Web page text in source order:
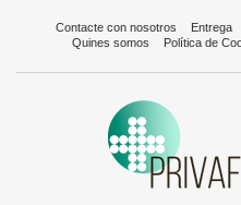
Contacte con nosotros Entrega
Quines somos
Política de